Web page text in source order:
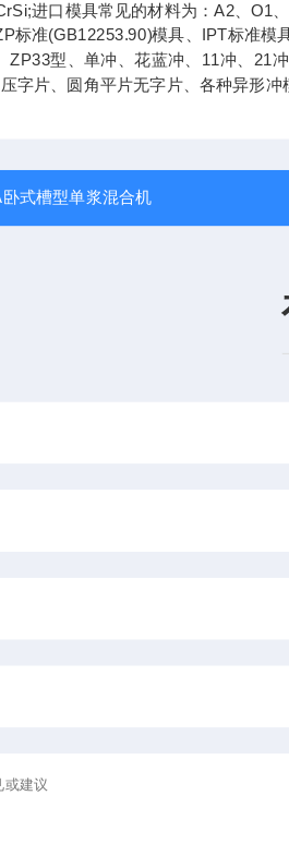
进口模具常见的材料为：A2、O1
标准(GB12253.90)模具、IPT标准模
ZP33型、单冲、花蓝冲、11冲、21
字片、圆角平片无字片、各种异形冲
式槽型单浆混合机